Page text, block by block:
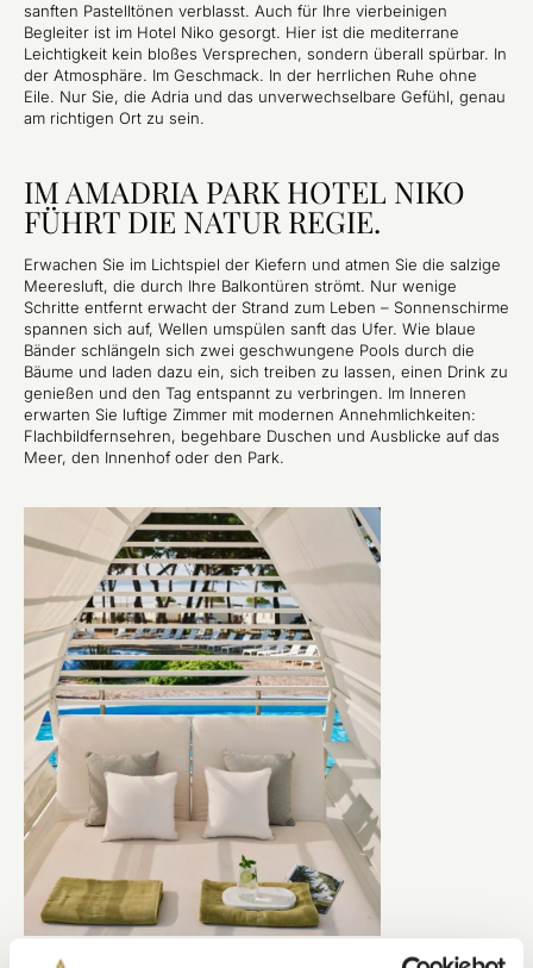
sanften Pastelltönen verblasst. Auch für Ihre vierbeinigen
Begleiter ist im Hotel Niko gesorgt. Hier ist die mediterrane
Leichtigkeit kein bloßes Versprechen, sondern überall spürbar. In
der Atmosphäre. Im Geschmack. In der herrlichen Ruhe ohne
Eile. Nur Sie, die Adria und das unverwechselbare Gefühl, genau
am richtigen Ort zu sein.
IM AMADRIA PARK HOTEL NIKO
FÜHRT DIE NATUR REGIE.
Erwachen Sie im Lichtspiel der Kiefern und atmen Sie die salzige
Meeresluft, die durch Ihre Balkontüren strömt. Nur wenige
Schritte entfernt erwacht der Strand zum Leben – Sonnenschirme
spannen sich auf, Wellen umspülen sanft das Ufer. Wie blaue
Bänder schlängeln sich zwei geschwungene Pools durch die
Bäume und laden dazu ein, sich treiben zu lassen, einen Drink zu
genießen und den Tag entspannt zu verbringen. Im Inneren
erwarten Sie luftige Zimmer mit modernen Annehmlichkeiten:
Flachbildfernsehren, begehbare Duschen und Ausblicke auf das
Meer, den Innenhof oder den Park.